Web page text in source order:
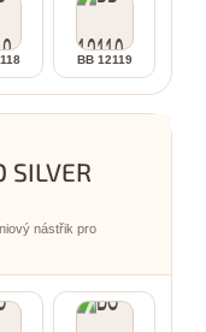
BB 12119
nástřik pro